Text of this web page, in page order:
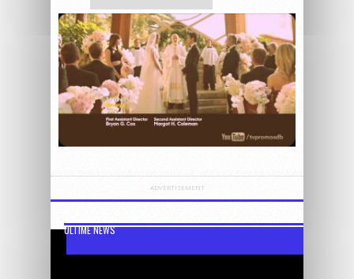
ARTICOLO
ADVERTISEMENT
ULTIME NEWS